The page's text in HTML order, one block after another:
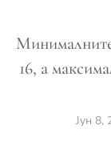
16, а
Јун 8,